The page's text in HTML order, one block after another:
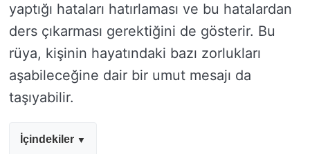
yaptığı hataları hatırlaması ve bu hatalardan
ders çıkarması gerektiğini de gösterir. Bu
rüya, kişinin hayatındaki bazı zorlukları
aşabileceğine dair bir umut mesajı da
taşıyabilir.
İçindekiler